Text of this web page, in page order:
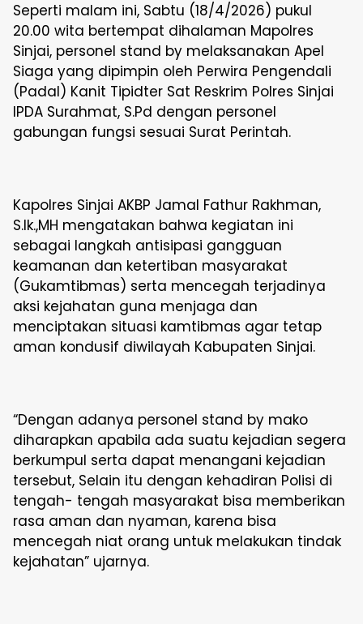
Seperti malam ini, Sabtu (18/4/2026) pukul
20.00 wita bertempat dihalaman Mapolres
Sinjai, personel stand by melaksanakan Apel
Siaga yang dipimpin oleh Perwira Pengendali
(Padal) Kanit Tipidter Sat Reskrim Polres Sinjai
IPDA Surahmat, S.Pd dengan personel
gabungan fungsi sesuai Surat Perintah.
Kapolres Sinjai AKBP Jamal Fathur Rakhman,
S.Ik.,MH mengatakan bahwa kegiatan ini
sebagai langkah antisipasi gangguan
keamanan dan ketertiban masyarakat
(Gukamtibmas) serta mencegah terjadinya
aksi kejahatan guna menjaga dan
menciptakan situasi kamtibmas agar tetap
aman kondusif diwilayah Kabupaten Sinjai.
“Dengan adanya personel stand by mako
diharapkan apabila ada suatu kejadian segera
berkumpul serta dapat menangani kejadian
tersebut, Selain itu dengan kehadiran Polisi di
tengah- tengah masyarakat bisa memberikan
rasa aman dan nyaman, karena bisa
mencegah niat orang untuk melakukan tindak
kejahatan” ujarnya.